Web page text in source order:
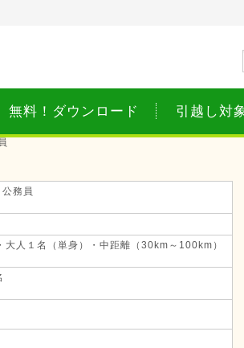
無料！ダウンロード 引越し対
務員
人１名（単身）・中距離（30km～100km）